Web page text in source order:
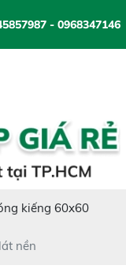
- 0968347146
kiếng 60x60
nền